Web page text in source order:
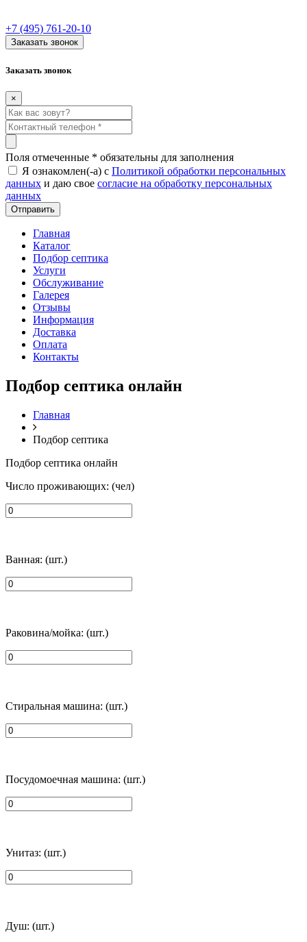
+7 (495) 761-20-10
Заказать звонок
Заказать звонок
×
Поля отмеченные * обязательны для заполнения
Я ознакомлен(-а) с Политикой обработки персональных
данных и даю свое согласие на обработку персональных
данных
Главная
Каталог
Подбор септика
Услуги
Обслуживание
Галерея
Отзывы
Информация
Доставка
Оплата
Контакты
Подбор септика онлайн
Главная
Подбор септика
Подбор септика онлайн
Число проживающих: (чел)
Ванная: (шт.)
Раковина/мойка: (шт.)
Стиральная машина: (шт.)
Посудомоечная машина: (шт.)
Унитаз: (шт.)
Душ: (шт.)